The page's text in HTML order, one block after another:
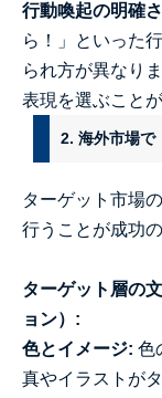
行動喚起の明確
ら！」といった
られ方が異なり
表現を選ぶこと
2. 海外市場で
ターゲット市場
行うことが成功の
ターゲット層の
ョン）:
色とイメージ: 色
真やイラストが